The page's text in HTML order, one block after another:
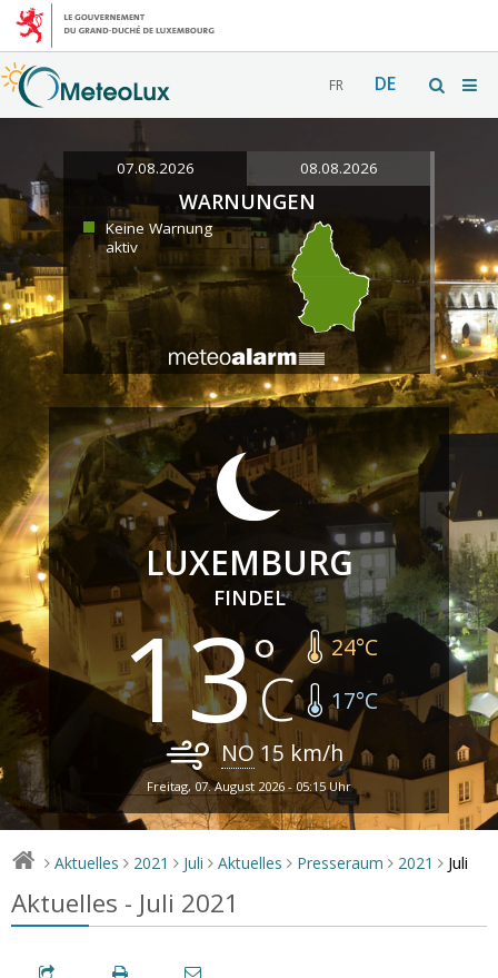
FR DE
07.08.2026 08.08.2026
WARNUNGEN
Keine Warnung
aktiv
LUXEMBURG
FINDEL
13 24°C
17°C
NO 15 km/h
Freitag, 07. August 2026 - 05:15 Uhr
> Aktuelles > 2021 > Juli > Aktuelles > Presseraum > 2021 > Juli
Aktuelles - Juli 2021